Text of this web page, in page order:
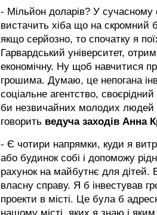
- Мільйон доларів? У сучасному
вистачить хіба що на скромний
якщо серйозно, то спочатку я
Гарвардський університет,
економічну. Ну щоб навчитися
грошима. Думаю, це непогана
соціальне агентство,
би незвичайних молодих людей з
говорить ведуча заходів Aнна
- Є чотири напрямки, куди я
або будинок собі і допоможу
рахунок на майбутнє для дітей.
власну справу. Я б інвестував
проекти в місті. Це була б